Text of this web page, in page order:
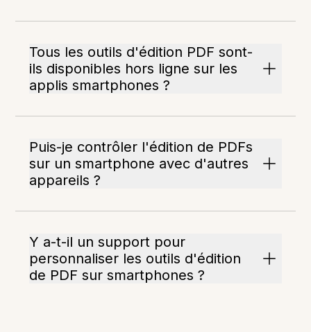
Tous les outils d'édition PDF sont-
ils disponibles hors ligne sur les
applis smartphones ?
Puis-je contrôler l'édition de PDFs
sur un smartphone avec d'autres
appareils ?
Y a-t-il un support pour
personnaliser les outils d'édition
de PDF sur smartphones ?